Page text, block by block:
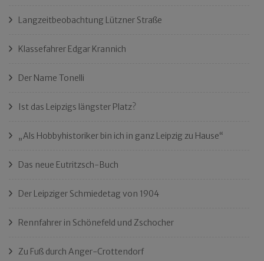
Langzeitbeobachtung Lützner Straße
Klassefahrer Edgar Krannich
Der Name Tonelli
Ist das Leipzigs längster Platz?
„Als Hobbyhistoriker bin ich in ganz Leipzig zu Hause“
Das neue Eutritzsch-Buch
Der Leipziger Schmiedetag von 1904
Rennfahrer in Schönefeld und Zschocher
Zu Fuß durch Anger-Crottendorf